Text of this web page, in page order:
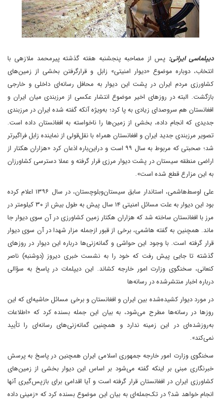
دیپلماسی ایرانی: پس از مصاحبه پنجشنبه هفته گذشته پیرمحمد ملازهی با
انتخاب، دوباره موضوع «دیوار امنیتی» زابل و قرارگرفتن بخشی از زمین‌های
کشاورزی مردم ایران در پشت این دیوار به محافل رسانه‌ای داخلی و خارجی
بازگشت. البته در روزهای اخیر موضوع انتشار عکسی از مرزبندی میان ایران و
افغانستان هم سروصدای زیادی به پا کرد؛ به‌ویژه آنکه گفته شده ایران در مرزبندی
جدیدی که انجام داده، بخشی از زمین‌ها را ناخواسته به افغانستان داده است.
تصویر مرزبندی جدید ایران و افغانستان همراه با نقل‌قولی از نماینده زابل فراگیرتر
شد؛ صحبتی که مربوط به سال ۹۹ است و در‌این‌باره اذعان کرد «هزاران هکتار از
اراضی منطقه سیستان در پشت دیوار مرزی قرار گرفته و عملا دسترسی کشاورزان
به این مزارع قطع شده است».
علی اوسط‌هاشمی، استاندار سابق سیستان‌و‌بلوچستان، در سال ۱۳۹۶ اعلام کرده
بود این دیوار به علت مسائل امنیتی ۱۴ سال پیش به طول بیش از ۳۰ کیلومتر در
مرز با افغانستان ساخته شد که هزاران هکتار زمین کشاورزی در آن سوی دیوار جا
ماند. همچنین به گفته هاشمی، برخی از قبور ازجمله مزار شهدا در آن سوی دیوار
قرار گرفته است. با‌ وجود ‌‌این حواشی و گمانه‌زنی‌ها درباره این دیوار در روزهای
گذشته تا جایی پیش رفت که خود را به نشست خبری دیروز (دوشنبه) ناصر
کنعانی، سخنگوی وزارت امور خارجه کشاند. این دیپلمات در پاسخ به سؤالی
درباره اخبار منتشر‌شده در رسانه‌ها
در مورد دیوار کشیده‌شده بین ایران و افغانستان و برخی مسائل حاشیه‌ای که این
روزها در رسانه‌ها مطرح می‌شود، به بیان این جمله بسنده کرد که «اطلاعات
به‌روزشده‌ای در این زمینه ندارد و همچنین گمانه‌زنی‌های رسانه‌ای را تأیید
نمی‌کند».
سخنگوی وزارت امور خارجه جمهوری اسلامی ایران همچنین در پاسخ به پرسش
خبرنگاری مبنی بر اینکه گفته می‌شود بر اساس این دیوار بخشی از زمین‌های
کشاورزی ایران در افغانستان قرار گرفته است و آیا اقدامی برای بازپس‌گیری آنها
انجام خواهد شد؟ در تک‌جمله‌ای به بیان این موضوع بسنده کرد که «زمینی داده